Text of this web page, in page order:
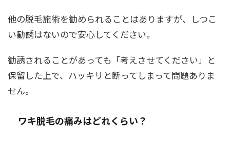
他の脱毛施術を勧められることはありますが、しつこ
い勧誘はないので安心してください。
勧誘されることがあっても「考えさせてください」と
保留した上で、ハッキリと断ってしまって問題ありま
せん。
ワキ脱毛の痛みはどれくらい？